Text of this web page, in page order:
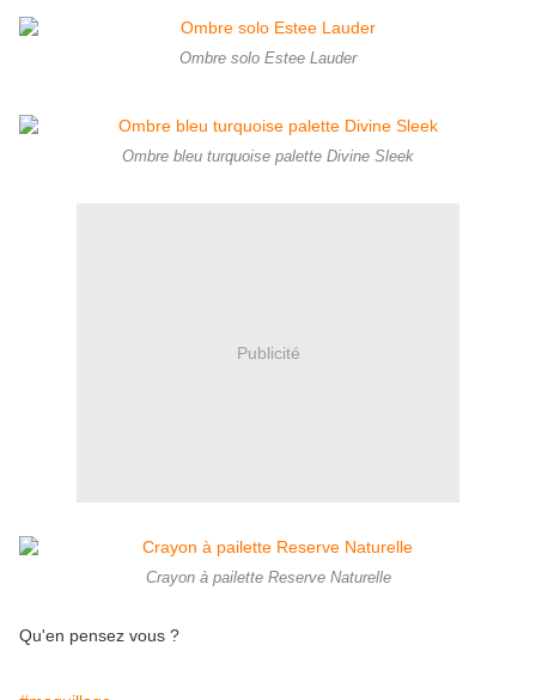
Ombre solo Estee Lauder
Ombre bleu turquoise palette Divine Sleek
Publicité
Crayon à pailette Reserve Naturelle
Qu'en pensez vous ?